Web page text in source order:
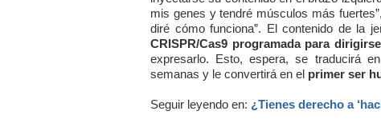
mis genes y tendré músculos más
diré cómo funciona”. El contenido de la
CRISPR/Cas9 programada para
expresarlo. Esto, espera, se traducirá
semanas y le convertirá en el primer ser
Seguir leyendo en: ¿Tienes derecho a